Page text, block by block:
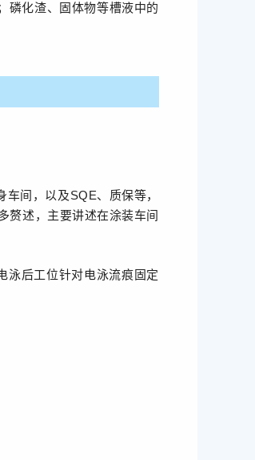
磷化渣、固体物等槽液中的
间，以及SQE、质保等，
赘述，主要讲述在涂装车间
泳后工位针对电泳流痕固定